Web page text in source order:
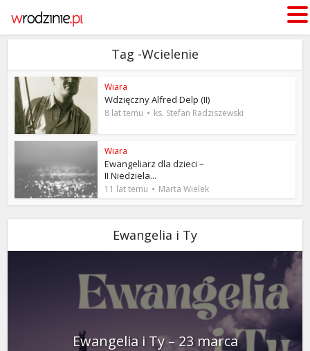
Tag -Wcielenie
Wiara
Wdzięczny Alfred Delp (II)
8 lat temu ks. Stefan Radziszewski
Wiara
Ewangeliarz dla dzieci –
II Niedziela...
11 lat temu Marta Wielek
Ewangelia i Ty
Ewangelia i Ty – 23 marca